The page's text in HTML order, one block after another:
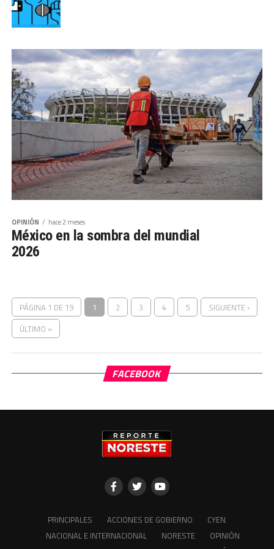
OPINIÓN hace 2 meses
México en la sombra del mundial
2026
PÁGINA 1 DE 19 1 2 3 4 5
SIGUIENTE ›
ÚLTIMO »
FACEBOOK
PRINCIPALES ACCIONES DE GOBIERNO
CYEN
NACIONAL E INTERNACIONAL
NORESTE
OPINIÓN